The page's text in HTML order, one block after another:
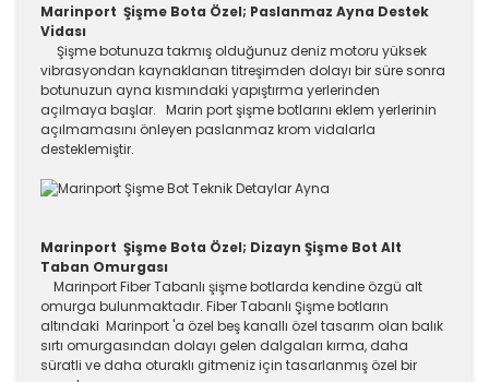
Marinport Şişme Bota Özel; Paslanmaz Ayna Destek
Vidası
Şişme botunuza takmış olduğunuz deniz motoru yüksek
vibrasyondan kaynaklanan titreşimden dolayı bir süre sonra
botunuzun ayna kısmındaki yapıştırma yerlerinden
açılmaya başlar. Marin port şişme botlarını eklem yerlerinin
açılmamasını önleyen paslanmaz krom vidalarla
desteklemiştir.
Marinport Şişme Bota Özel; Dizayn Şişme Bot Alt
Taban Omurgası
Marinport Fiber Tabanlı şişme botlarda kendine özgü alt
omurga bulunmaktadır. Fiber Tabanlı Şişme botların
altındaki Marinport 'a özel beş kanallı özel tasarım olan balık
sırtı omurgasından dolayı gelen dalgaları kırma, daha
süratli ve daha oturaklı gitmeniz için tasarlanmış özel bir